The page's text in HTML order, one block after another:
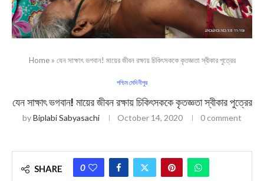
Home» যেন সাক্ষাৎ ভগবান! মায়ের জীবন রক্ষায় চিকিৎসককে কৃতজ্ঞত‍া স্বীকার পুত্রের
পশ্চিম মেদিনীপুর
যেন সাক্ষাৎ ভগবান! মায়ের জীবন রক্ষায় চিকিৎসককে কৃতজ্ঞত‍া স্বীকার পুত্রের
byBiplabi Sabyasachi October 14, 2020 0 comment
SHARE 0